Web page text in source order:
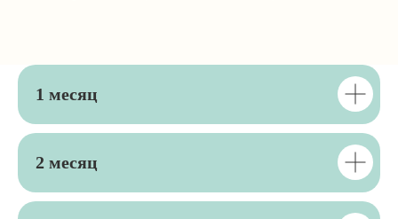
1 месяц
2 месяц